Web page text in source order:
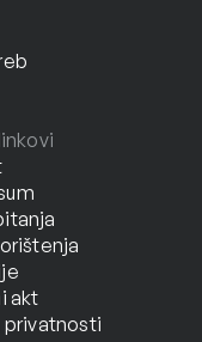
akt
privatnosti